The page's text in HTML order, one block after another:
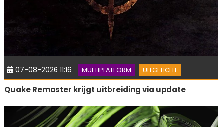
07-08-2026 11:16 MULTIPLATFORM UITGELICHT
Quake Remaster krijgt uitbreiding via update